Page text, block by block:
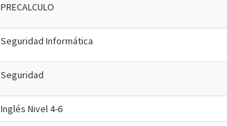
PRECALCULO
Seguridad Informática
Seguridad
Inglés Nivel 4-6